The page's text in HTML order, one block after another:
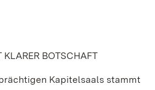
KLARER BOTSCHAFT
Kapitelsaals stammt